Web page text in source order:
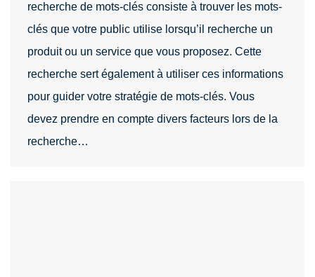
recherche de mots-clés consiste à trouver les mots-
clés que votre public utilise lorsqu’il recherche un
produit ou un service que vous proposez. Cette
recherche sert également à utiliser ces informations
pour guider votre stratégie de mots-clés. Vous
devez prendre en compte divers facteurs lors de la
recherche…